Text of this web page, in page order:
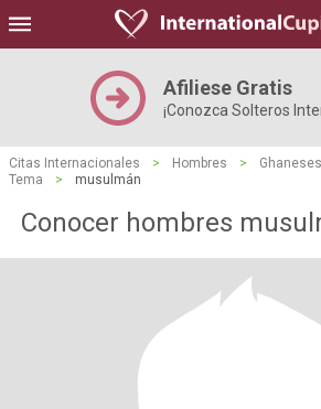
Afiliese Gratis
¡Conozca Solteros
Citas Internacionales > Hombres > Ghaneses
Tema
> musulmán
Conocer hombres